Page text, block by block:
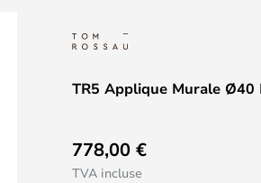
TR5 Applique Murale Ø40
778,00 €
TVA incluse